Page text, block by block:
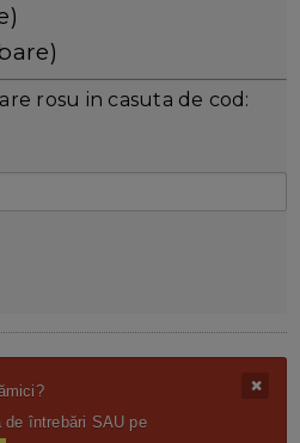
rosu in casuta de cod:
de întrebări SAU pe